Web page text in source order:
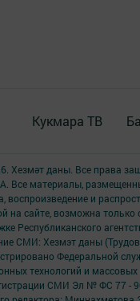
Кукмара ТВ
Хезмәт даны. Все права
Все материалы,
воспроизведение и
на сайте, возможна только
Республиканского
СМИ: Хезмэт даны
Федеральной
технологий и
СМИ Эл № ФС 77 -